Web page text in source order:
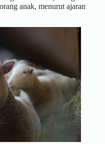
anak, menurut ajaran